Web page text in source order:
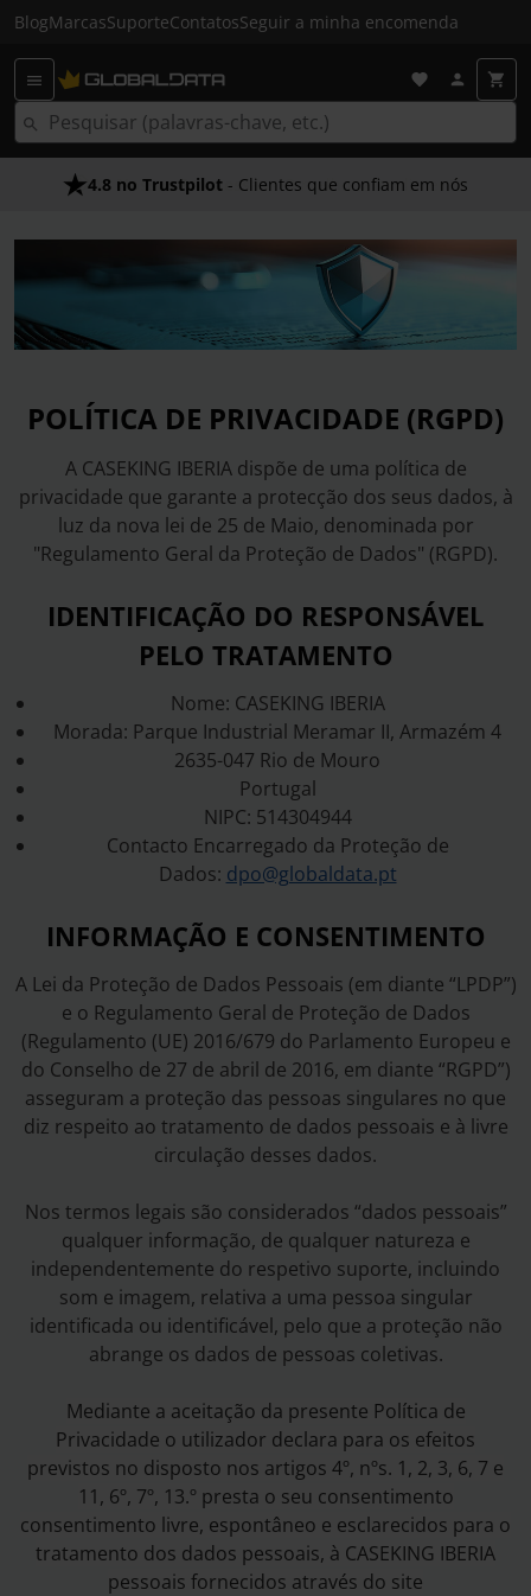
BlogMarcasSuporteContatosSeguir a minha encomenda
4.8 no Trustpilot - Clientes que confiam em nós
POLÍTICA DE PRIVACIDADE (RGPD)
A CASEKING IBERIA dispõe de uma política de
privacidade que garante a protecção dos seus dados, à
luz da nova lei de 25 de Maio, denominada por
"Regulamento Geral da Proteção de Dados" (RGPD).
IDENTIFICAÇÃO DO RESPONSÁVEL
PELO TRATAMENTO
Nome: CASEKING IBERIA
Morada: Parque Industrial Meramar II, Armazém 4
2635-047 Rio de Mouro
Portugal
NIPC: 514304944
Contacto Encarregado da Proteção de
Dados: dpo@globaldata.pt
INFORMAÇÃO E CONSENTIMENTO
A Lei da Proteção de Dados Pessoais (em diante “LPDP”)
e o Regulamento Geral de Proteção de Dados
(Regulamento (UE) 2016/679 do Parlamento Europeu e
do Conselho de 27 de abril de 2016, em diante “RGPD”)
asseguram a proteção das pessoas singulares no que
diz respeito ao tratamento de dados pessoais e à livre
circulação desses dados.
Nos termos legais são considerados “dados pessoais”
qualquer informação, de qualquer natureza e
independentemente do respetivo suporte, incluindo
som e imagem, relativa a uma pessoa singular
identificada ou identificável, pelo que a proteção não
abrange os dados de pessoas coletivas.
Mediante a aceitação da presente Política de
Privacidade o utilizador declara para os efeitos
previstos no disposto nos artigos 4º, nºs. 1, 2, 3, 6, 7 e
11, 6º, 7º, 13.º presta o seu consentimento
consentimento livre, espontâneo e esclarecidos para o
tratamento dos dados pessoais, à CASEKING IBERIA
pessoais fornecidos através do site